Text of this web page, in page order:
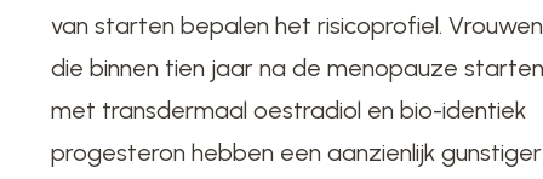
van starten bepalen het risicoprofiel. Vrouwen
die binnen tien jaar na de menopauze
met transdermaal oestradiol en bio-identiek
progesteron hebben een aanzienlijk gunstiger